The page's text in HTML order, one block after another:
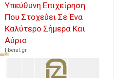
Υπεύθυνη Επιχείρηση
Που Στοχεύει Σε Ένα
Καλύτερο Σήμερα Και
Αύριο
liberal.gr